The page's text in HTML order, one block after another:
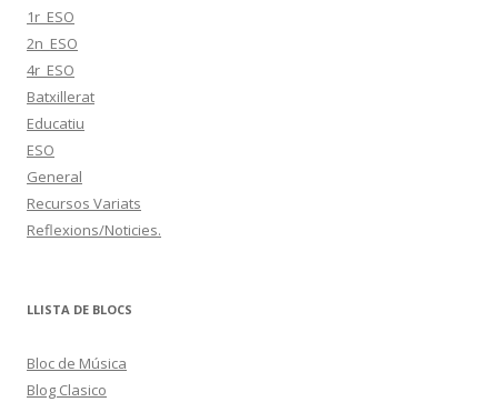
1r_ESO
2n_ESO
4r_ESO
Batxillerat
Educatiu
ESO
General
Recursos Variats
Reflexions/Noticies.
LLISTA DE BLOCS
Bloc de Música
Blog Clasico